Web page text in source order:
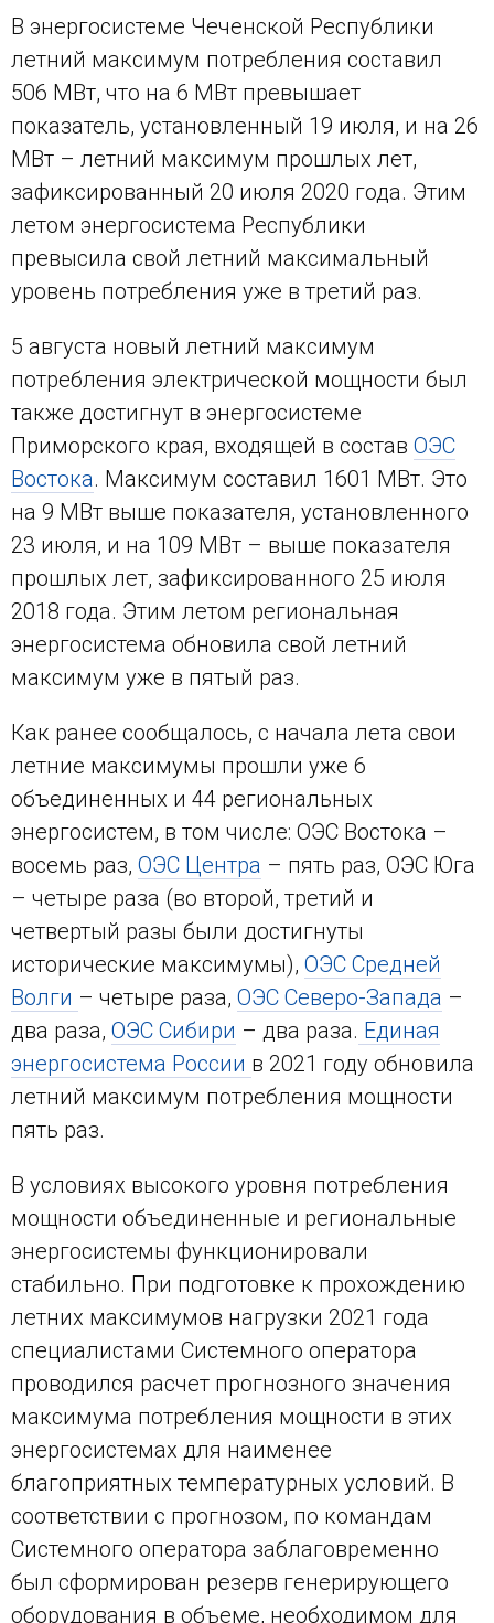
В энергосистеме Чеченской Республики
летний максимум потребления составил
506 МВт, что на 6 МВт превышает
показатель, установленный 19 июля, и на 26
МВт – летний максимум прошлых лет,
зафиксированный 20 июля 2020 года. Этим
летом энергосистема Республики
превысила свой летний максимальный
уровень потребления уже в третий раз.
5 августа новый летний максимум
потребления электрической мощности был
также достигнут в энергосистеме
Приморского края, входящей в состав ОЭС
Востока. Максимум составил 1601 МВт. Это
на 9 МВт выше показателя, установленного
23 июля, и на 109 МВт – выше показателя
прошлых лет, зафиксированного 25 июля
2018 года. Этим летом региональная
энергосистема обновила свой летний
максимум уже в пятый раз.
Как ранее сообщалось, с начала лета свои
летние максимумы прошли уже 6
объединенных и 44 региональных
энергосистем, в том числе: ОЭС Востока –
восемь раз, ОЭС Центра – пять раз, ОЭС Юга
– четыре раза (во второй, третий и
четвертый разы были достигнуты
исторические максимумы), ОЭС Средней
Волги – четыре раза, ОЭС Северо-Запада –
два раза, ОЭС Сибири – два раза. Единая
энергосистема России в 2021 году обновила
летний максимум потребления мощности
пять раз.
В условиях высокого уровня потребления
мощности объединенные и региональные
энергосистемы функционировали
стабильно. При подготовке к прохождению
летних максимумов нагрузки 2021 года
специалистами Системного оператора
проводился расчет прогнозного значения
максимума потребления мощности в этих
энергосистемах для наименее
благоприятных температурных условий. В
соответствии с прогнозом, по командам
Системного оператора заблаговременно
был сформирован резерв генерирующего
оборудования в объеме, необходимом для